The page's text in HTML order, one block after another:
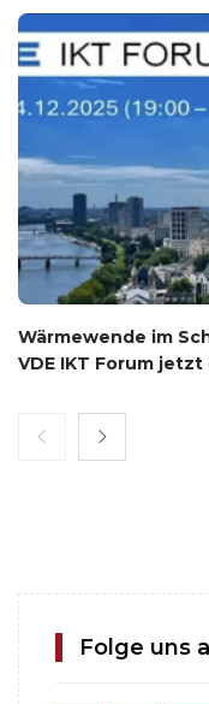
Wärmewende im
VDE IKT Forum
Folge uns